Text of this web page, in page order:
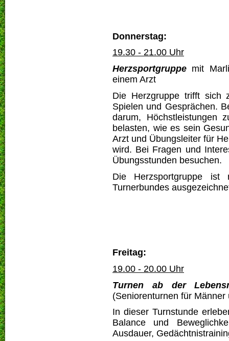
Donnerstag:
19.30 - 21.00 Uhr
Herzsportgruppe mit
einem Arzt
Die Herzgruppe trifft sich
Spielen und Gesprächen.
darum, Höchstleistungen
belasten, wie es sein
Arzt und Übungsleiter für
wird. Bei Fragen und
Übungsstunden besuchen.
Die Herzsportgruppe ist
Turnerbundes
Freitag:
19.00 - 20.00 Uhr
Turnen ab der
(Seniorenturnen für Männer
In dieser Turnstunde
Balance und
Ausdauer,